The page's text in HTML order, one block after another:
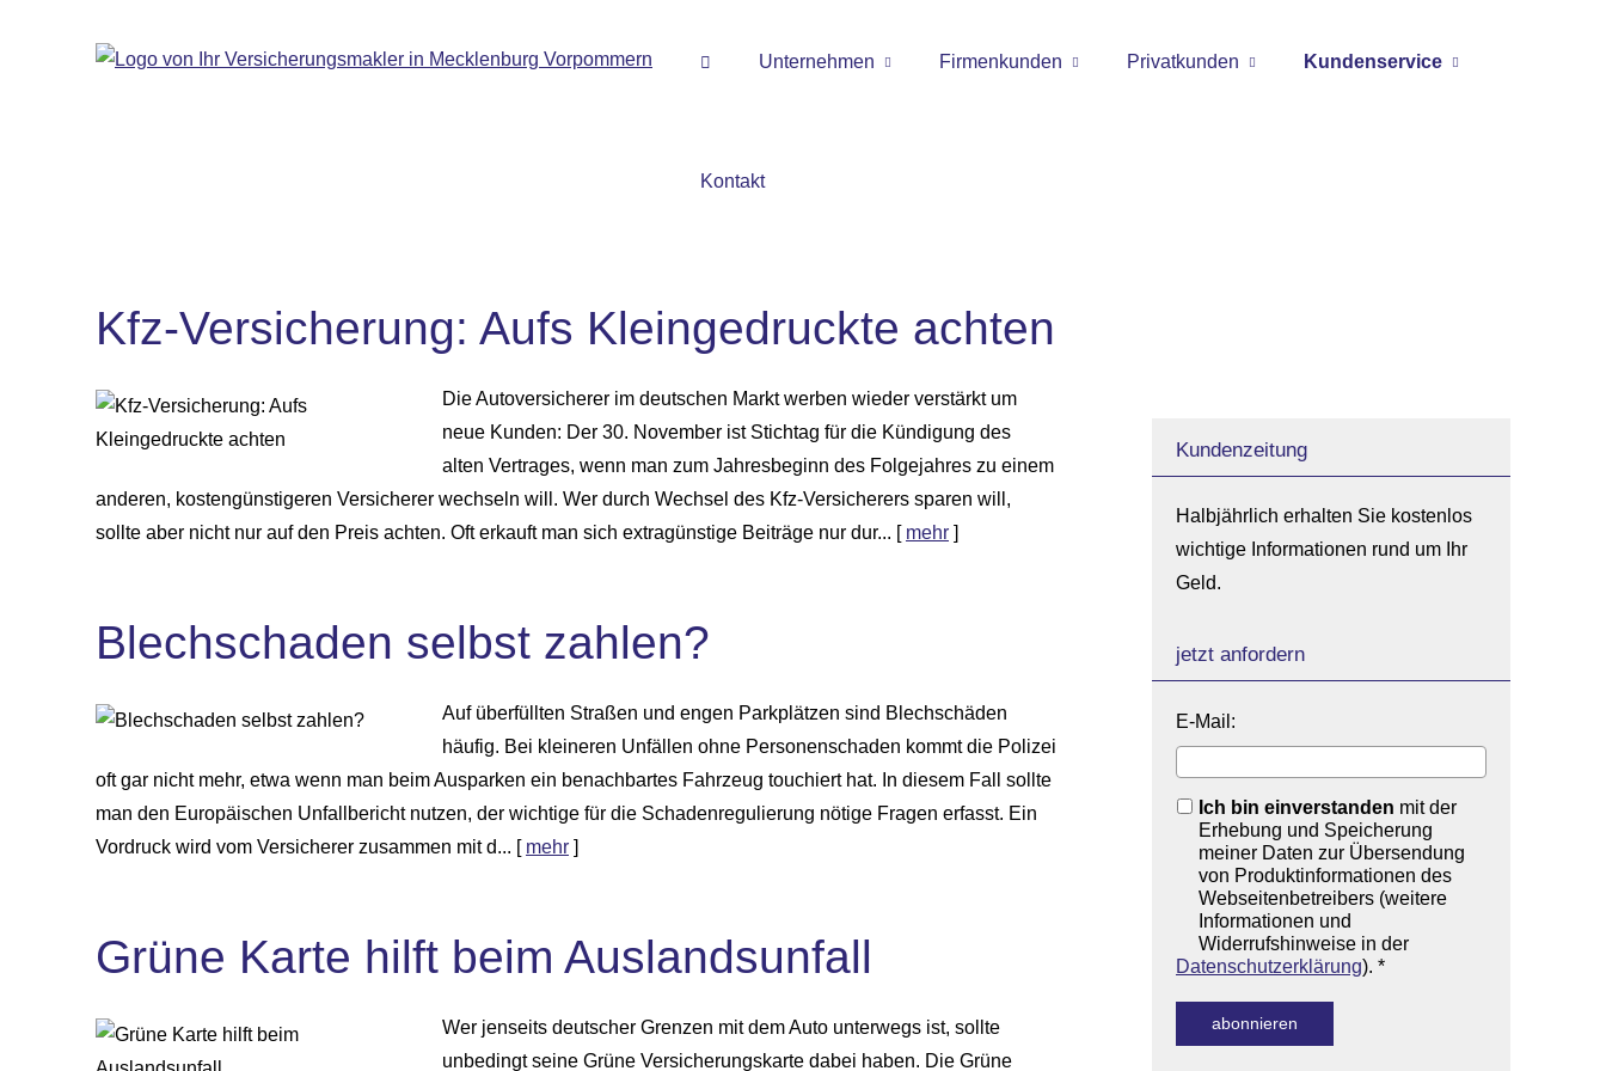
Unternehmen Firmenkunden Privatkunden Kundenservice
Kontakt
Kundenzeitung
Halbjährlich erhalten Sie kostenlos
wichtige Informationen rund um Ihr
Geld.
jetzt anfordern
E-Mail:
Ich bin einverstanden mit der
Erhebung und Speicherung
meiner Daten zur Übersendung
von Produktinformationen des
Webseitenbetreibers (weitere
Informationen und
Widerrufshinweise in der
Datenschutzerklärung). *
Kfz-Versicherung: Aufs Kleingedruckte achten
Die Autoversicherer im deutschen Markt werben wieder verstärkt um
neue Kunden: Der 30. November ist Stichtag für die Kündigung des
alten Vertrages, wenn man zum Jahresbeginn des Folgejahres zu einem
anderen, kostengünstigeren Versicherer wechseln will. Wer durch Wechsel des Kfz-Versicherers sparen will,
sollte aber nicht nur auf den Preis achten. Oft erkauft man sich extragünstige Beiträge nur dur... [ mehr ]
Blechschaden selbst zahlen?
Auf überfüllten Straßen und engen Parkplätzen sind Blechschäden
häufig. Bei kleineren Unfällen ohne Per­sonenschaden kommt die Polizei
oft gar nicht mehr, etwa wenn man beim Ausparken ein benachbartes Fahrzeug touchiert hat. In diesem Fall sollte
man den Europäischen Unfallbericht nutzen, der wichtige für die Schadenregulierung nötige Fragen erfasst. Ein
Vordruck wird vom Versicherer zusammen mit d... [ mehr ]
Grüne Karte hilft beim Auslandsunfall
Wer jenseits deutscher Grenzen mit dem Auto unterwegs ist, sollte
unbedingt seine Grüne Versicherungskarte dabei haben. Die Grüne